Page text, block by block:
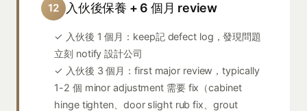
12 入伙後保養 + 6 個月 review
✓ 入伙後 1 個月：keep記 defect log，發現問題
立刻 notify 設計公司
✓ 入伙後 3 個月：first major review，typically
1-2 個 minor adjustment 需要 fix（cabinet
hinge tighten、door slight rub fix、grout